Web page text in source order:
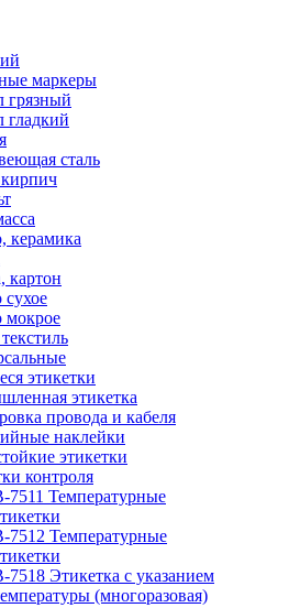
маркеры
грязный
гладкий
сталь
керамика
картон
сухое
мокрое
этикетки
этикетка
провода и кабеля
наклейки
этикетки
контроля
7511 Температурные
7512 Температурные
7518 Этикетка с указанием
(многоразовая)